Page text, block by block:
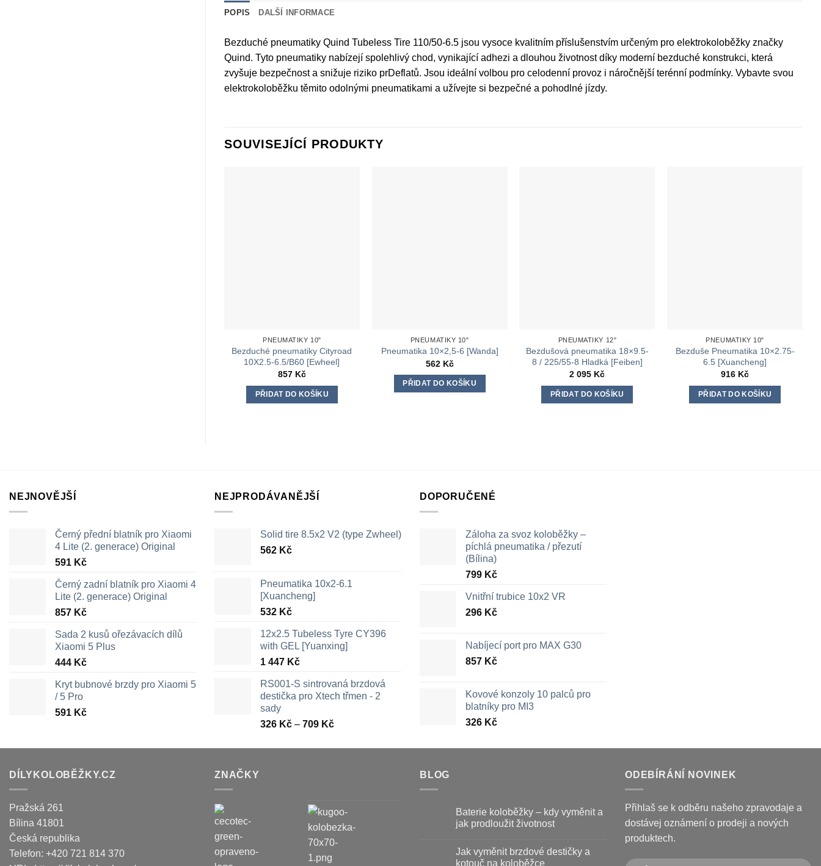
POPIS DALŠÍ INFORMACE
Bezduché pneumatiky Quind Tubeless Tire 110/50-6.5 jsou vysoce kvalitním příslušenstvím určeným pro elektrokoloběžky značky
Quind. Tyto pneumatiky nabízejí spolehlivý chod, vynikající adhezi a dlouhou životnost díky moderní bezduché konstrukci, která
zvyšuje bezpečnost a snižuje riziko prDeflatů. Jsou ideální volbou pro celodenní provoz i náročnější terénní podmínky. Vybavte svou
elektrokoloběžku těmito odolnými pneumatikami a užívejte si bezpečné a pohodlné jízdy.
SOUVISEJÍCÍ PRODUKTY
PNEUMATIKY 10"
Bezduché pneumatiky Cityroad
10X2.5-6.5/B60 [Ewheel]
857 Kč
PŘIDAT DO KOŠÍKU
PNEUMATIKY 10"
Pneumatika 10×2,5-6 [Wanda]
562 Kč
PŘIDAT DO KOŠÍKU
PNEUMATIKY 12"
Bezdušová pneumatika 18×9.5-
8 / 225/55-8 Hladká [Feiben]
2 095 Kč
PŘIDAT DO KOŠÍKU
PNEUMATIKY 10"
Bezduše Pneumatika 10×2.75-
6.5 [Xuancheng]
916 Kč
PŘIDAT DO KOŠÍKU
NEJNOVĚJŠÍ
Černý přední blatník pro Xiaomi
4 Lite (2. generace) Original
591 Kč
Černý zadní blatník pro Xiaomi 4
Lite (2. generace) Original
857 Kč
Sada 2 kusů ořezávacích dílů
Xiaomi 5 Plus
444 Kč
Kryt bubnové brzdy pro Xiaomi 5
/ 5 Pro
591 Kč
NEJPRODÁVANĚJŠÍ
Solid tire 8.5x2 V2 (type Zwheel)
562 Kč
Pneumatika 10x2-6.1
[Xuancheng]
532 Kč
12x2.5 Tubeless Tyre CY396
with GEL [Yuanxing]
1 447 Kč
RS001-S sintrovaná brzdová
destička pro Xtech třmen - 2
sady
326 Kč – 709 KčRozpětí
326 Kč
DOPORUČENÉ
Záloha za svoz koloběžky –
píchlá pneumatika / přezutí
(Bílina)
799 Kč
Vnitřní trubice 10x2 VR
296 Kč
Nabíjecí port pro MAX G30
857 Kč
Kovové konzoly 10 palců pro
blatníky pro MI3
326 Kč
DÍLYKOLOBĚŽKY.CZ
Pražská 261
Bílina 41801
Česká republika
Telefon: +420 721 814 370
ZNAČKY BLOG
Baterie koloběžky – kdy vyměnit a
jak prodloužit životnost
textu
Jak vyměnit brzdové destičky a
kotouč na koloběžce
ODEBÍRÁNÍ NOVINEK
Přihlaš se k odběru našeho zpravodaje a
dostávej oznámení o prodeji a nových
produktech.